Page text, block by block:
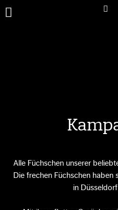
Primary
Alle Füchschen unserer
Die frechen Füchschen
in